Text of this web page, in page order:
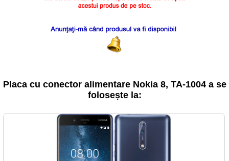
Placa cu conector alimentare Nokia 8, TA-1004 a se
folosește la: